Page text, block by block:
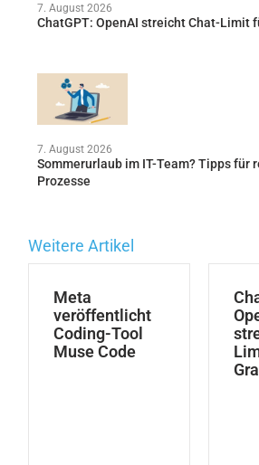
7. August 2026
ChatGPT: OpenAI streicht Chat-Limit
7. August 2026
Sommerurlaub im IT-Team? Tipps für
Prozesse
Weitere Artikel
Meta
veröffentlicht
Coding-Tool
Muse Code